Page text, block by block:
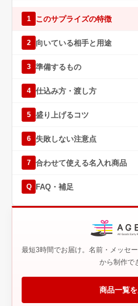
1 このサプライズの特徴
2 向いている相手と用途
3 準備するもの
4 仕込み方・渡し方
5 盛り上げるコツ
6 失敗しない注意点
7 合わせて使える名入れ商品
Q FAQ・補足
最短3時間でお届け。名前・メッセ
から制作で
商品一覧